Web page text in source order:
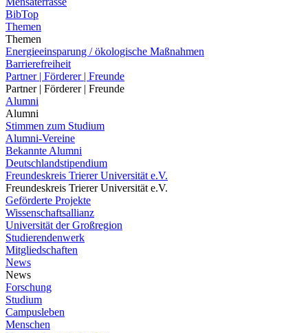
BibTop
Themen
Themen
Energieeinsparung / ökologische Maßnahmen
Barrierefreiheit
Partner | Förderer | Freunde
Partner | Förderer | Freunde
Alumni
Alumni
Stimmen zum Studium
Alumni-Vereine
Bekannte Alumni
Deutschlandstipendium
Freundeskreis Trierer Universität e.V.
Freundeskreis Trierer Universität e.V.
Geförderte Projekte
Wissenschaftsallianz
Universität der Großregion
Studierendenwerk
Mitgliedschaften
News
News
Forschung
Studium
Campusleben
Menschen